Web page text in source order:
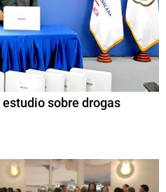
sobre drogas